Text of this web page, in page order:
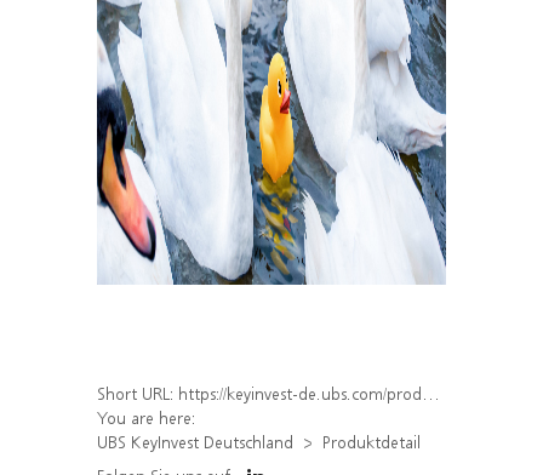
Short URL: https://keyinvest-de.ubs.com/produkt/detail/index/isin/DE000WA6A6U7
You are here:
UBS KeyInvest Deutschland
Produktdetail